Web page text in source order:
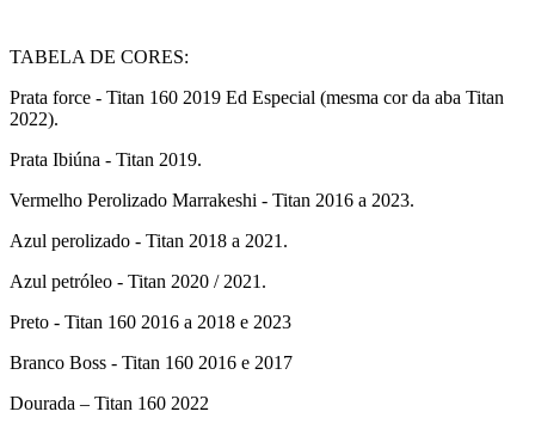
TABELA DE CORES:
Prata force - Titan 160 2019 Ed Especial (mesma cor da aba Titan
2022).
Prata Ibiúna - Titan 2019.
Vermelho Perolizado Marrakeshi - Titan 2016 a 2023.
Azul perolizado - Titan 2018 a 2021.
Azul petróleo - Titan 2020 / 2021.
Preto - Titan 160 2016 a 2018 e 2023
Branco Boss - Titan 160 2016 e 2017
Dourada – Titan 160 2022